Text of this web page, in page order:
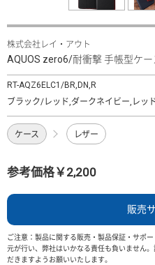
株式会社レイ・アウト
AQUOS zero6/耐衝撃 手帳型ケ
RT-AQZ6ELC1/BR,DN,R
ブラック/レッド,ダークネイビー,レッ
ケース レザー
参考価格￥2,200
販売
ご注意：製品に関する販売・製品保証・サポ
元が行い、弊社はいかなる責任も負いません
だきますようお願いいたします。